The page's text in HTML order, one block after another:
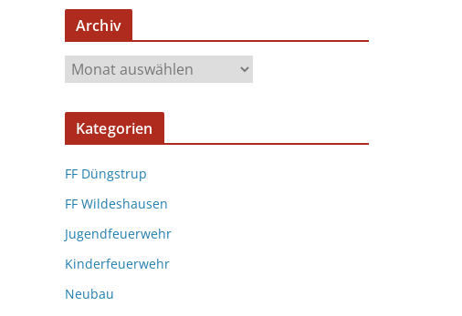
Archiv
Kategorien
FF Düngstrup
FF Wildeshausen
Jugendfeuerwehr
Kinderfeuerwehr
Neubau